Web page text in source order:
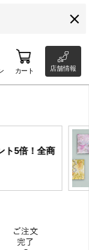
カート 店舗情報
ひ
特